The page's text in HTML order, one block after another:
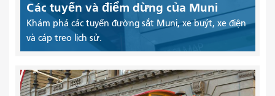
Các tuyến và điểm dừng của Muni
Khám phá các tuyến đường sắt Muni, xe buýt, xe điện
và cáp treo lịch sử.